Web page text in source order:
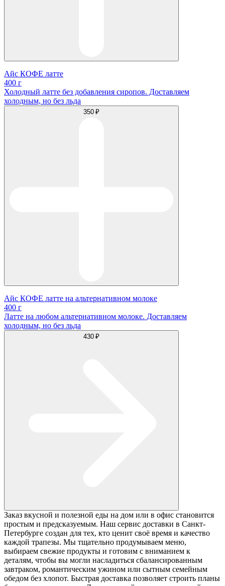
Айс КОФЕ латте
400 г
Холодный латте без добавления сиропов. Доставляем
холодным, но без льда
350 ₽
Айс КОФЕ латте на альтернативном молоке
400 г
Латте на любом альтернативном молоке. Доставляем
холодным, но без льда
430 ₽
Заказ вкусной и полезной еды на дом или в офис становится
простым и предсказуемым. Наш сервис доставки в Санкт-
Петербурге создан для тех, кто ценит своё время и качество
каждой трапезы. Мы тщательно продумываем меню,
выбираем свежие продукты и готовим с вниманием к
деталям, чтобы вы могли насладиться сбалансированным
завтраком, романтическим ужином или сытным семейным
обедом без хлопот. Быстрая доставка позволяет строить планы